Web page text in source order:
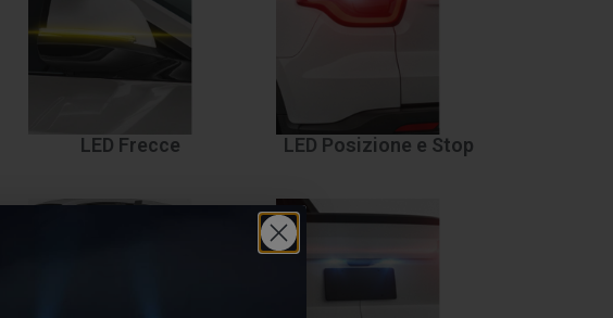
LED Frecce LED Posizione e Stop